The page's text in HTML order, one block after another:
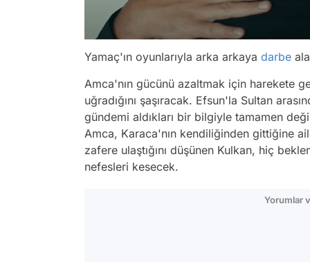
Yamaç'ın oyunlarıyla arka arkaya darbe
Amca'nın gücünü azaltmak için harekete
uğradığını şaşıracak. Efsun'la Sultan
gündemi aldıkları bir bilgiyle tamamen
Amca, Karaca'nın kendiliğinden gittiğine
zafere ulaştığını düşünen Kulkan, hiç
nefesleri kesecek.
Yorumlar